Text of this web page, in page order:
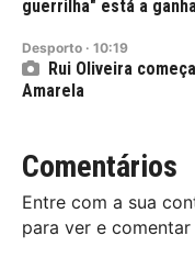
guerrilha" está a
Desporto · 10:19
Rui Oliveira
Amarela
Comentários
Entre com a sua
para ver e comentar